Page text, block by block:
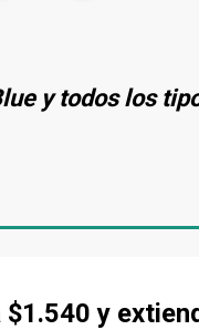
y todos los
y